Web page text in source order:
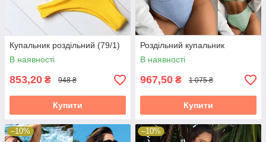
Купальник роздільний (79/1)
В наявності
853,20 ₴ 948 ₴
Купити
Роздільний купальник
В наявності
967,50 ₴ 1 075 ₴
Купити
–10% –10%